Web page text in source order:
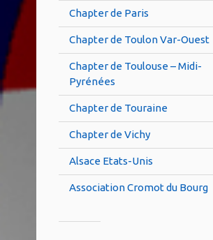
Chapter de Paris
Chapter de Toulon Var-Ouest
Chapter de Toulouse – Midi-
Pyrénées
Chapter de Touraine
Chapter de Vichy
Alsace Etats-Unis
Association Cromot du Bourg